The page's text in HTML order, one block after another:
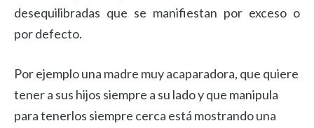
desequilibradas que se manifiestan por exceso o
por defecto.
Por ejemplo una madre muy acaparadora, que quiere
tener a sus hijos siempre a su lado y que manipula
para tenerlos siempre cerca está mostrando una